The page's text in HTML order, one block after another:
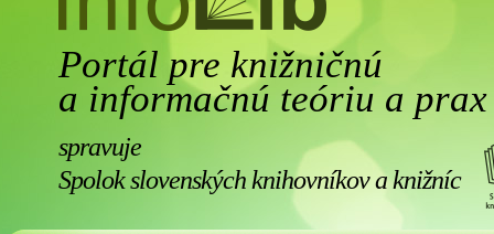
Portál pre knižničnú
a informačnú teóriu a prax
spravuje
Spolok slovenských knihovníkov a knižníc